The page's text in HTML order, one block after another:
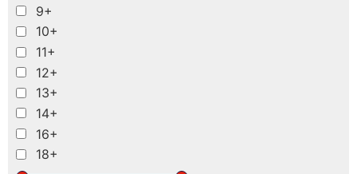
9+
10+
11+
12+
13+
14+
16+
18+